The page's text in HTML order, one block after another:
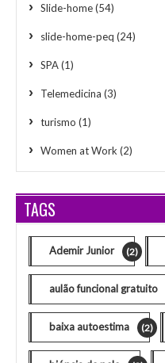
Slide-home(54)
slide-home-peq (24)
SPA(1)
Telemedicina (3)
turismo (1)
Women at Work (2)
TAGS
Ademir Junior (2)
aulão funcional gratuito
baixa autoestima (2)